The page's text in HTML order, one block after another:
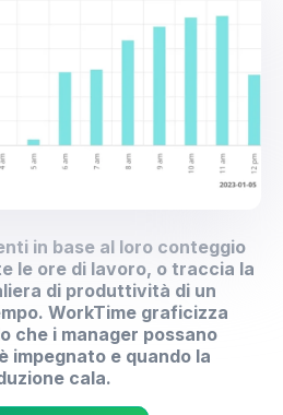
in base al loro conteggio
le ore di lavoro, o traccia la
di produttività di un
WorkTime graficizza
che i manager possano
impegnato e quando la
cala.